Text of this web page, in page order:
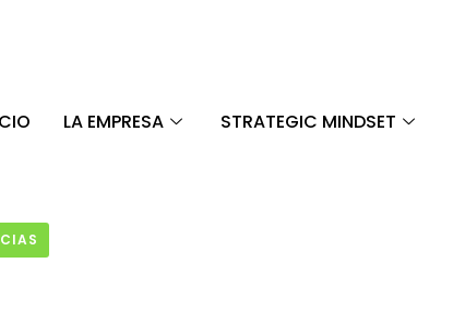
LA EMPRESA STRATEGIC MINDSET